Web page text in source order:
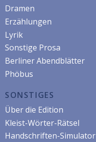
Dramen
Erzählungen
Lyrik
Sonstige Prosa
Berliner Abendblätter
Phöbus
SONSTIGES
Über die Edition
Kleist-Wörter-Rätsel
Handschriften-Simulator